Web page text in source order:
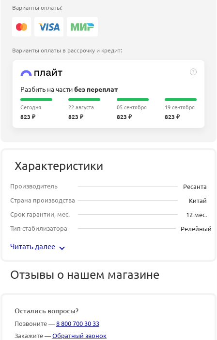
Варианты оплаты:
Варианты оплаты в рассрочку и кредит:
?
Разбить на частибез переплат
Сегодня
823 ₽
22 августа
823 ₽
05 сентября
823 ₽
19 сентября
823 ₽
Характеристики
Производитель
Ресанта
Страна производства
Китай
Срок гарантии, мес.
12 мес.
Тип стабилизатора
Релейный
Читать далее
Отзывы о нашем магазине
Остались вопросы?
Позвоните —8 800 700 30 33
Закажите —Обратный звонок